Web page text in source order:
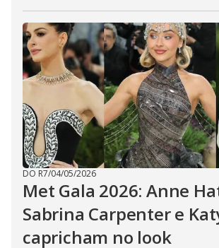
DO R7/04/05/2026
Met Gala 2026: Anne
Sabrina Carpenter e
capricham no look